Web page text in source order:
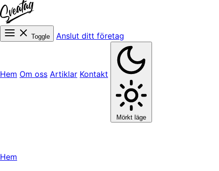
Toggle Anslut ditt företag
Hem Om oss Artiklar Kontakt
Mörkt läge
Hem